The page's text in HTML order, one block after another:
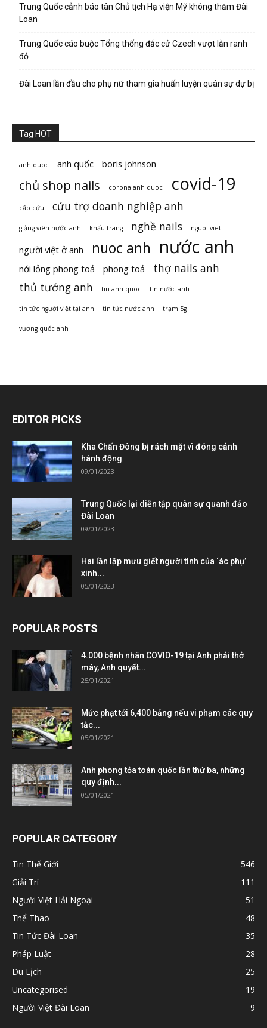
Trung Quốc cảnh báo tân Chủ tịch Hạ viện Mỹ không thăm Đài
Loan
Trung Quốc cáo buộc Tổng thống đắc cử Czech vượt lằn ranh
đỏ
Đài Loan lần đầu cho phụ nữ tham gia huấn luyện quân sự dự bị
Tag HOT
anh quoc anh quốc boris johnson
chủ shop nails corona anh quoc covid-19
cấp cứu cứu trợ doanh nghiệp anh
giảng viên nước anh khẩu trang nghề nails nguoi viet
người việt ở anh nuoc anh nước anh
nới lỏng phong toả phong toả
thợ nails anh
thủ tướng anh
tin anh quoc tin nước anh
tin tức người việt tại anh tin tức nước anh trạm 5g
vương quốc anh
EDITOR PICKS
Kha Chấn Đông bị rách mặt vì đóng cảnh
hành động
09/01/2023
Trung Quốc lại diễn tập quân sự quanh đảo
Đài Loan
09/01/2023
Hai lần lập mưu giết người tình của ‘ác phụ’
xinh...
05/01/2023
POPULAR POSTS
4.000 bệnh nhân COVID-19 tại Anh phải thở
máy, Anh quyết...
25/01/2021
Mức phạt tới 6,400 bảng nếu vi phạm các quy
tắc...
05/01/2021
Anh phong tỏa toàn quốc lần thứ ba, những
quy định...
05/01/2021
POPULAR CATEGORY
Tin Thế Giới
546
Giải Trí
111
Người Việt Hải Ngoại
51
Thể Thao
48
Tin Tức Đài Loan
35
Pháp Luật
28
Du Lịch
25
Uncategorised
19
Người Việt Đài Loan
9